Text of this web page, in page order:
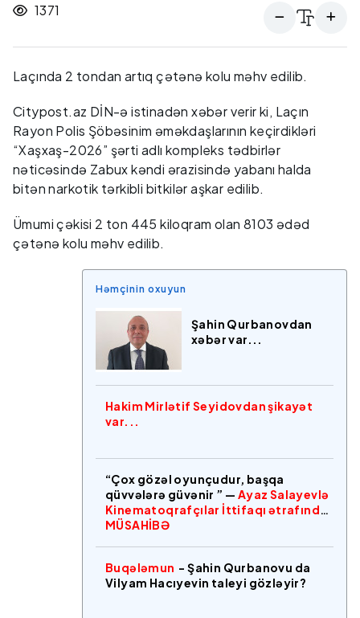
1371
Laçında 2 tondan artıq çətənə kolu məhv edilib.
Citypost.az DİN-ə istinadən xəbər verir ki, Laçın
Rayon Polis Şöbəsinim əməkdaşlarının keçirdikləri
“Xaşxaş-2026” şərti adlı kompleks tədbirlər
nəticəsində Zabux kəndi ərazisində yabanı halda
bitən narkotik tərkibli bitkilər aşkar edilib.
Ümumi çəkisi 2 ton 445 kiloqram olan 8103 ədəd
çətənə kolu məhv edilib.
Həmçinin oxuyun
Şahin Qurbanovdan
xəbər var...
Hakim Mirlətif Seyidovdan şikayət
var...
“Çox gözəl oyunçudur, başqa
qüvvələrə güvənir ” — Ayaz Salayevlə
Kinematoqrafçılar İttifaqı ətrafında
MÜSAHİBƏ
Buqələmun - Şahin Qurbanovu da
Vilyam Hacıyevin taleyi gözləyir?